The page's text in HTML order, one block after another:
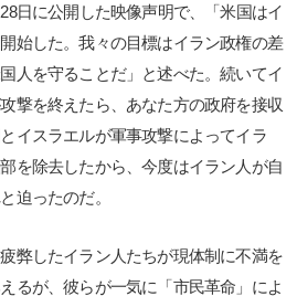
日に公開した映像声明で、「米国はイ
始した。我々の目標はイラン政権の差
人を守ることだ」と述べた。続いてイ
撃を終えたら、あなた方の政府を接収
イスラエルが軍事攻撃によってイラ
を除去したから、今度はイラン人が自
迫ったのだ。
弊したイラン人たちが現体制に不満を
るが、彼らが一気に「市民革命」によ